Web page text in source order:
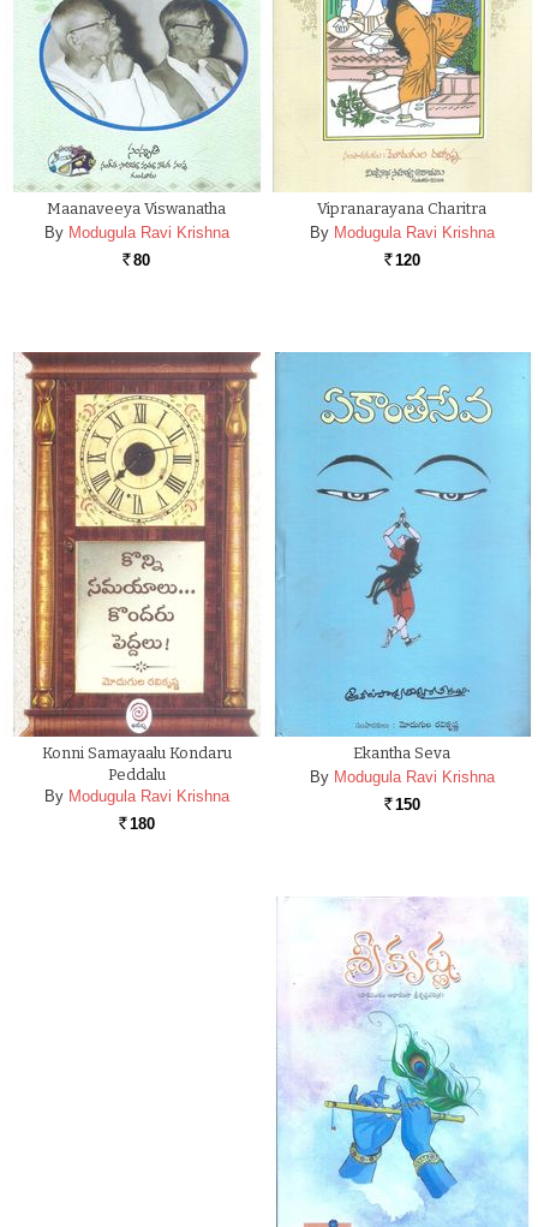
Maanaveeya Viswanatha
By Modugula Ravi Krishna
Rs. 80
Vipranarayana Charitra
By Modugula Ravi Krishna
Rs. 120
Konni Samayaalu Kondaru
Peddalu
By Modugula Ravi Krishna
Rs. 180
Ekantha Seva
By Modugula Ravi Krishna
Rs. 150